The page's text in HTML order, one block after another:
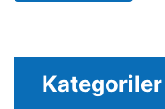
Kategoriler